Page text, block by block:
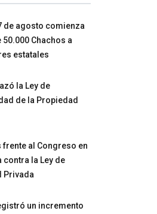
de agosto comienza
50.000 Chachos a
estatales
la Ley de
de la Propiedad
frente al Congreso en
contra la Ley de
Privada
un incremento